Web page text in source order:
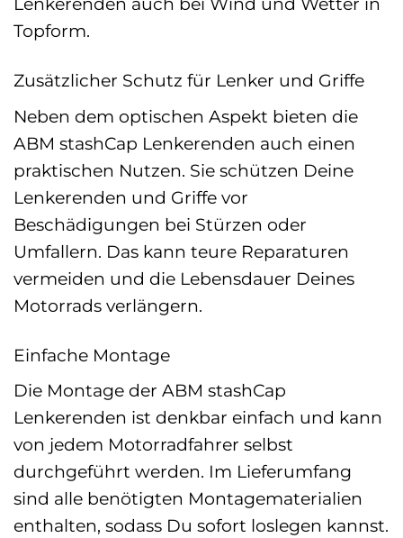
Topform.
Zusätzlicher Schutz für Lenker und Griffe
Neben dem optischen Aspekt bieten die
ABM stashCap Lenkerenden auch einen
praktischen Nutzen. Sie schützen Deine
Lenkerenden und Griffe vor
Beschädigungen bei Stürzen oder
Umfallern. Das kann teure Reparaturen
vermeiden und die Lebensdauer Deines
Motorrads verlängern.
Einfache Montage
Die Montage der ABM stashCap
Lenkerenden ist denkbar einfach und kann
von jedem Motorradfahrer selbst
durchgeführt werden. Im Lieferumfang
sind alle benötigten Montagematerialien
enthalten, sodass Du sofort loslegen kannst.